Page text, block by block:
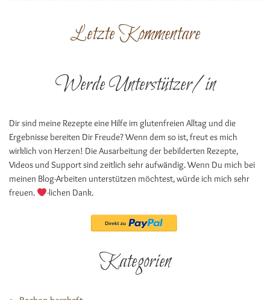
Letzte Kommentare
Werde Unterstützer/in
Dir sind meine Rezepte eine Hilfe im glutenfreien Alltag und die
Ergebnisse bereiten Dir Freude? Wenn dem so ist, freut es mich
wirklich von Herzen! Die Ausarbeitung der bebilderten Rezepte,
Videos und Support sind zeitlich sehr aufwändig. Wenn Du mich bei
meinen Blog-Arbeiten unterstützen möchtest, würde ich mich sehr
freuen.
-lichen Dank.
Kategorien